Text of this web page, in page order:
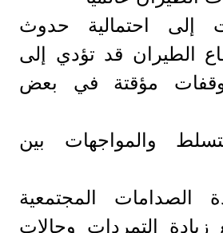
إلى احتمالية حدوث
الطيران قد تؤدي إلى
مؤقتة في بعض
والمواجهات بين
الصدامات المجتمعية
زيادة التمردات وحالات